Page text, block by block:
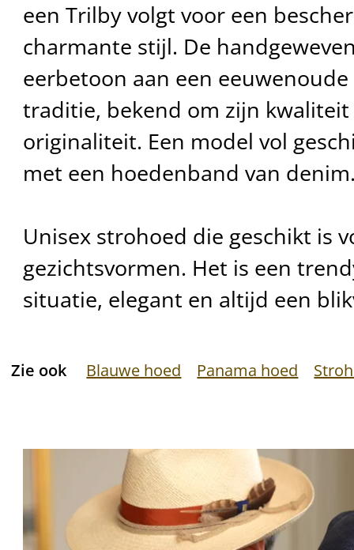
een Trilby volgt voor een
charmante stijl. De
eerbetoon aan een
traditie, bekend om zijn kwaliteit
originaliteit. Een model vol
met een hoedenband van
Unisex strohoed die geschikt is
gezichtsvormen. Het is een
situatie, elegant en altijd een
Zie ook Blauwe hoed Panama hoed